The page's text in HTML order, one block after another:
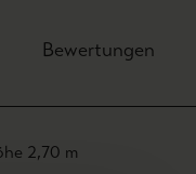
Bewertungen
2,70 m